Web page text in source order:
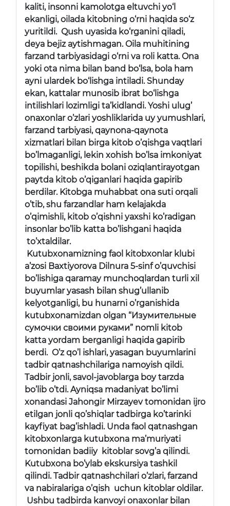
kaliti, insonni kamolotga eltuvchi yo‘l
ekanligi, oilada kitobning o‘rni haqida so‘z
yuritildi. Qush uyasida ko‘rganini qiladi,
deya bejiz aytishmagan. Oila muhitining
farzand tarbiyasidagi o‘rni va roli katta. Ona
yoki ota nima bilan band bo‘lsa, bola ham
ayni ulardek bo‘lishga intiladi. Shunday
ekan, kattalar munosib ibrat bo‘lishga
intilishlari lozimligi ta’kidlandi. Yoshi ulug’
onaxonlar o’zlari yoshliklarida uy yumushlari,
farzand tarbiyasi, qaynona-qaynota
xizmatlari bilan birga kitob o’qishga vaqtlari
bo’lmaganligi, lekin xohish bo’lsa imkoniyat
topilishi, beshikda bolani oziqlantirayotgan
paytda kitob o’qiganlari haqida gapirib
berdilar. Kitobga muhabbat ona suti orqali
o’tib, shu farzandlar ham kelajakda
o’qimishli, kitob o’qishni yaxshi ko’radigan
insonlar bo’lib katta bo’lishgani haqida
to’xtaldilar.
Kutubxonamizning faol kitobxonlar klubi
a’zosi Baxtiyorova Dilnura 5-sinf o’quvchisi
bo’lishiga qaramay munchoqlardan turli xil
buyumlar yasash bilan shug’ullanib
kelyotganligi, bu hunarni o’rganishida
kutubxonamizdan olgan “Изумительные
сумочки своими руками” nomli kitob
katta yordam berganligi haqida gapirib
berdi. O’z qo’l ishlari, yasagan buyumlarini
tadbir qatnashchilariga namoyish qildi.
Tadbir jonli, savol-javoblarga boy tarzda
bo’lib o’tdi. Ayniqsa madaniyat bo’limi
xonandasi Jahongir Mirzayev tomonidan ijro
etilgan jonli qo’shiqlar tadbirga ko’tarinki
kayfiyat bag’ishladi. Unda faol qatnashgan
kitobxonlarga kutubxona ma’muriyati
tomonidan badiiy kitoblar sovg’a qilindi.
Kutubxona bo’ylab ekskursiya tashkil
qilindi. Tadbir qatnashchilari o’zlari, farzand
va nabiralariga o’qish uchun kitoblar oldilar.
Ushbu tadbirda kanvoyi onaxonlar bilan